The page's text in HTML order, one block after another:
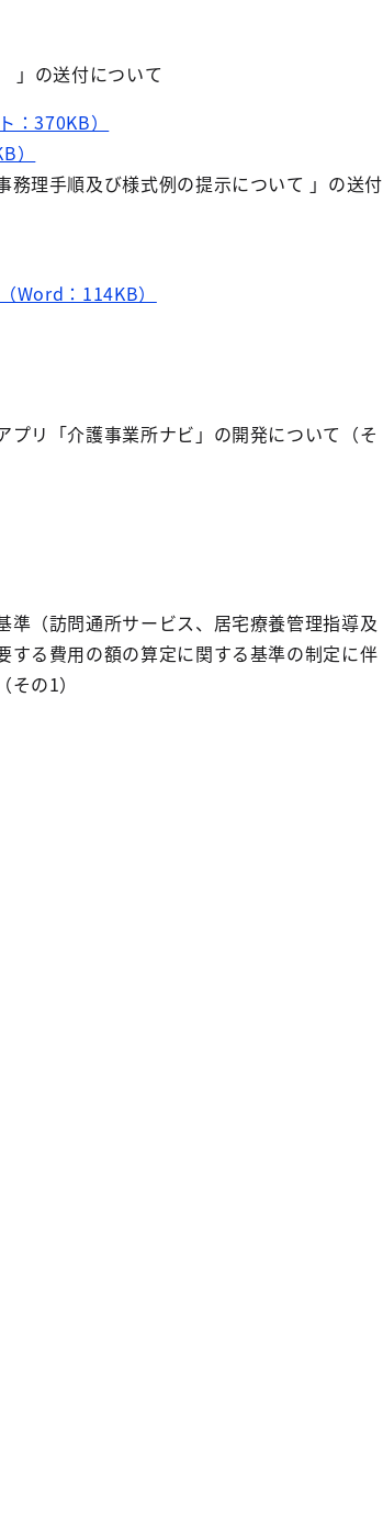
」の送付について
：370KB）
）
務理手順及び様式例の提示について 」の送付
Word：114KB）
リ「介護事業所ナビ」の開発について（そ
準（訪問通所サービス、居宅療養管理指導及
る費用の額の算定に関する基準の制定に伴
の1）